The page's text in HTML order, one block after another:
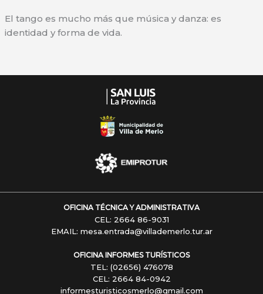
El tango es mucho más que música y danza: es
identidad y forma de vida.
OFICINA TÉCNICA Y ADMINISTRATIVA
CEL: 2664 86-9031
EMAIL: mesa.entrada@villademerlo.tur.ar
OFICINA INFORMES TURÍSTICOS
TEL: (02656) 476078
CEL: 2664 84-0942
informesturisticosmerlo@gmail.com